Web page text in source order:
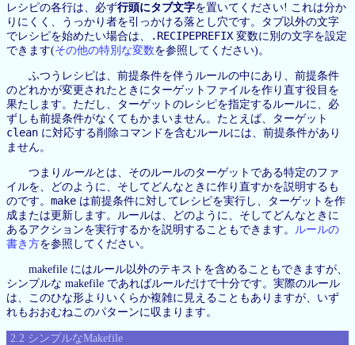
レシピの各行は、必ず行頭にタブ文字を置いてください! これは分か
りにくく、うっかり者を引っかける落とし穴です。タブ以外の文字
でレシピを始めたい場合は、
.RECIPEPREFIX 変数に別の文字を設定
できます(その他の特別な変数を参照してください)。
ふつうレシピは、前提条件を伴うルールの中にあり、前提条件
のどれかが変更されたときにターゲットファイルを作り直す役目を
果たします。ただし、ターゲットのレシピを指定するルールに、必
ずしも前提条件がなくてもかまいません。たとえば、ターゲット
clean に対応する削除コマンドを含むルールには、前提条件があり
ません。
つまり ルールとは、そのルールのターゲットである特定のファ
イルを、どのように、そしてどんなときに作り直すかを説明するも
のです。 make は前提条件に対してレシピを実行し、ターゲットを作
成または更新します。ルールは、どのように、そしてどんなときに
あるアクションを実行するかを説明することもできます。
ルールの
書き方を参照してください。
makefile にはルール以外のテキストを含めることもできますが、
シンプルな makefile であればルールだけで十分です。実際のルール
は、このひな形よりいくらか複雑に見えることもありますが、いず
れもおおむねこのパターンに収まります。
2.2 シンプルなMakefile